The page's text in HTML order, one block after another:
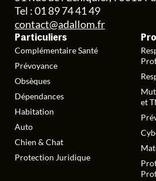
Tel : 01 89 74 41 49
contact@adallom.fr
Particuliers
Complémentaire Santé
Prévoyance
Obsèques
Dépendances
Habitation
Auto
Chien & Chat
Protection Juridique
et